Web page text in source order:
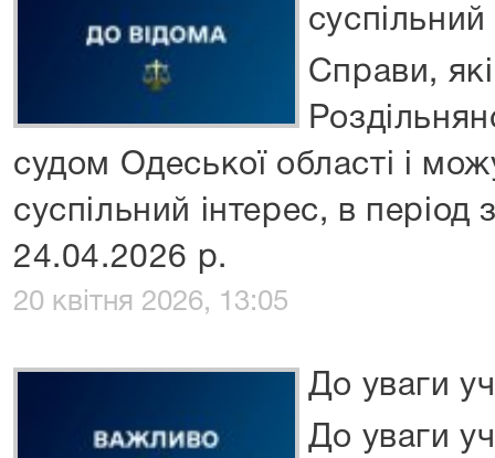
суспільний
Справи,
судом Одеської області і
суспільний інтерес, в період
24.04.2026 р.
20 квітня 2026, 13:05
До уваги
До уваги